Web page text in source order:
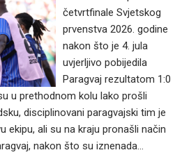
četvrtfinale Svjetskog
prvenstva 2026. godine
nakon što je 4. jula
uvjerljivo pobijedila
Paragvaj rezultatom 1:0
u prethodnom kolu lako prošli
disciplinovani paragvajski tim je
ekipu, ali su na kraju pronašli način
nakon što su iznenada…